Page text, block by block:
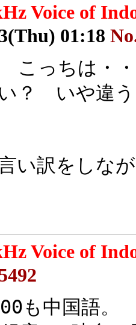
Voice of
01:18
こっちは・
？　いや違
い訳をしな
Voice of
も中国語。